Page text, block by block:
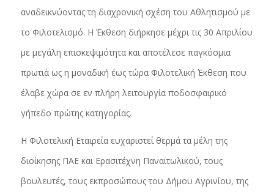
αναδεικνύοντας τη διαχρονική σχέση του Αθλητισμού με
το Φιλοτελισμό. Η Έκθεση διήρκησε μέχρι τις 30 Απριλίου
με μεγάλη επισκεψιμότητα και αποτέλεσε παγκόσμια
πρωτιά ως η μοναδική έως τώρα Φιλοτελική Έκθεση που
έλαβε χώρα σε εν πλήρη λειτουργία ποδοσφαιρικό
γήπεδο πρώτης κατηγορίας.
Η Φιλοτελική Εταιρεία ευχαριστεί θερμά τα μέλη της
διοίκησης ΠΑΕ και Ερασιτέχνη Παναιτωλικού, τους
βουλευτές, τους εκπροσώπους του Δήμου Αγρινίου, της